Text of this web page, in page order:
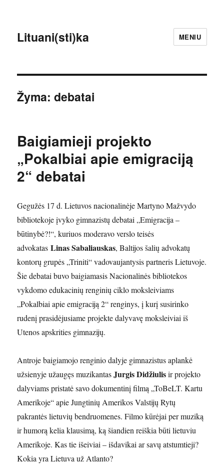
Lituani(sti)ka MENIU
Žyma:debatai
Baigiamieji projekto
„Pokalbiai apie emigraciją
2“ debatai
Gegužės 17 d. Lietuvos nacionalinėje Martyno Mažvydo
bibliotekoje įvyko gimnazistų debatai „Emigracija –
būtinybė?!“, kuriuos moderavo verslo teisės
advokatas Linas Sabaliauskas, Baltijos šalių advokatų
kontorų grupės „Triniti“ vadovaujantysis partneris Lietuvoje.
Šie debatai buvo baigiamasis Nacionalinės bibliotekos
vykdomo edukacinių renginių ciklo moksleiviams
„Pokalbiai apie emigraciją 2“ renginys, į kurį susirinko
rudenį prasidėjusiame projekte dalyvavę moksleiviai iš
Utenos apskrities gimnazijų.
Antroje baigiamojo renginio dalyje gimnazistus aplankė
užsienyje užaugęs muzikantasJurgis Didžiulisir projekto
dalyviams pristatė savo dokumentinį filmą „ToBeLT. Kartu
Amerikoje“ apie Jungtinių Amerikos Valstijų Rytų
pakrantės lietuvių bendruomenes. Filmo kūrėjai per muziką
ir humorą kelia klausimą, ką šiandien reiškia būti lietuviu
Amerikoje. Kas tie išeiviai – išdavikai ar savų atstumtieji?
Kokia yra Lietuva už Atlanto?